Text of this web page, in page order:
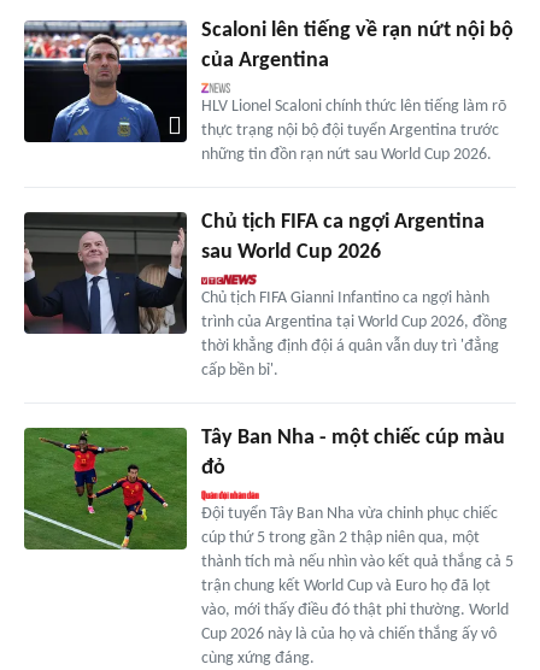
Scaloni lên tiếng về rạn nứt nội bộ
của Argentina
HLV Lionel Scaloni chính thức lên tiếng làm rõ
thực trạng nội bộ đội tuyển Argentina trước
những tin đồn rạn nứt sau World Cup 2026.
Chủ tịch FIFA ca ngợi Argentina
sau World Cup 2026
Chủ tịch FIFA Gianni Infantino ca ngợi hành
trình của Argentina tại World Cup 2026, đồng
thời khẳng định đội á quân vẫn duy trì 'đẳng
cấp bền bỉ'.
Tây Ban Nha - một chiếc cúp màu
đỏ
Đội tuyển Tây Ban Nha vừa chinh phục chiếc
cúp thứ 5 trong gần 2 thập niên qua, một
thành tích mà nếu nhìn vào kết quả thắng cả 5
trận chung kết World Cup và Euro họ đã lọt
vào, mới thấy điều đó thật phi thường. World
Cup 2026 này là của họ và chiến thắng ấy vô
cùng xứng đáng.